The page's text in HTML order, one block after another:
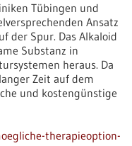
Tübingen und
Ansatz
der Spur. Das Alkaloid
Substanz in
heraus. Da
Zeit auf dem
und kostengünstige
therapieoption-